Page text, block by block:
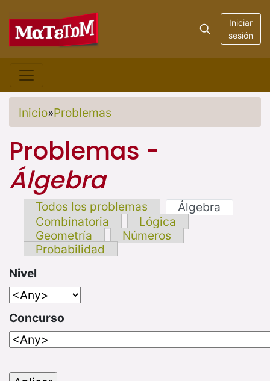
Iniciar
sesión
Inicio»Problemas
Problemas -
Álgebra
Todos los problemas
Álgebra
Combinatoria
Lógica
Geometría
Números
Probabilidad
Nivel
Concurso